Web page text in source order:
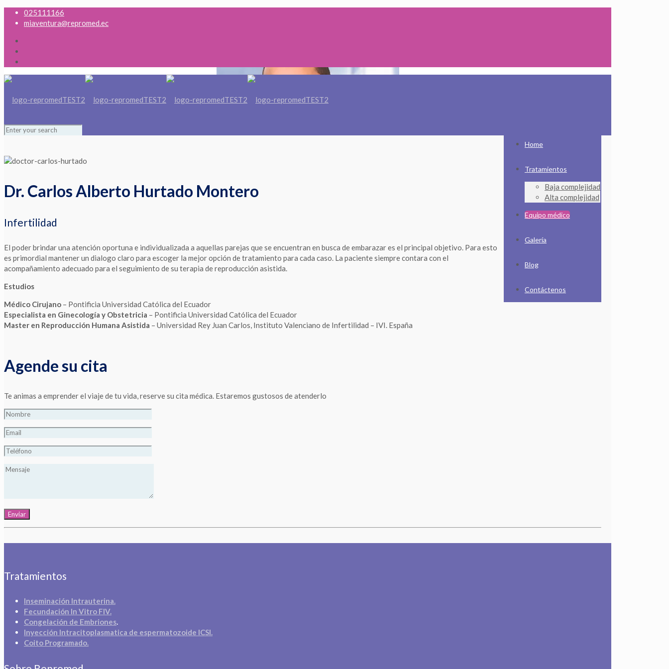
025111166
miaventura@repromed.ec
Home
Tratamientos
Baja complejidad
Alta complejidad
Equipo médico
Galería
Blog
Contáctenos
Dr. Carlos Alberto Hurtado Montero
Infertilidad
El poder brindar una atención oportuna e individualizada a aquellas parejas que se encuentran en busca de embarazar es el principal objetivo. Para esto
es primordial mantener un dialogo claro para escoger la mejor opción de tratamiento para cada caso. La paciente siempre contara con el
acompañamiento adecuado para el seguimiento de su terapia de reproducción asistida.
Estudios
Médico Cirujano – Pontificia Universidad Católica del Ecuador
Especialista en Ginecología y Obstetricia – Pontificia Universidad Católica del Ecuador
Master en Reproducción Humana Asistida – Universidad Rey Juan Carlos, Instituto Valenciano de Infertilidad – IVI. España
Agende su cita
Te animas a emprender el viaje de tu vida, reserve su cita médica. Estaremos gustosos de atenderlo
Tratamientos
Inseminación Intrauterina.
Fecundación In Vitro FIV.
Congelación de Embriones.
Inyección Intracitoplasmatica de espermatozoide ICSI.
Coito Programado.